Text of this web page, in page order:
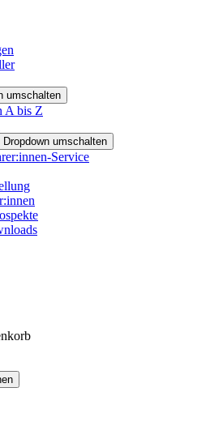
umschalten
A bis Z
Dropdown umschalten
Service